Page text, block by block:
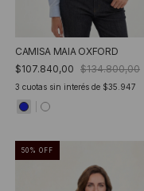
CAMISA MAIA OXFORD
$107.840,00 $134.800,00
3 cuotas sin interés de $35.947
50 % OFF